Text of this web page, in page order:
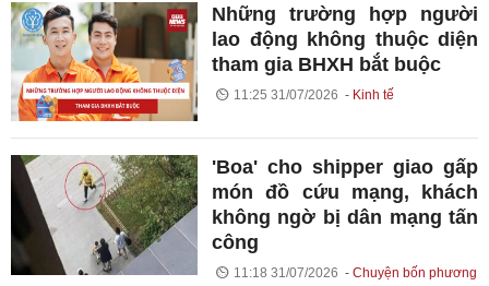
Những trường hợp người
lao động không thuộc diện
tham gia BHXH bắt buộc
11:25 31/07/2026 Kinh tế
'Boa' cho shipper giao gấp
món đồ cứu mạng, khách
không ngờ bị dân mạng tấn
công
11:18 31/07/2026 Chuyện bốn phương